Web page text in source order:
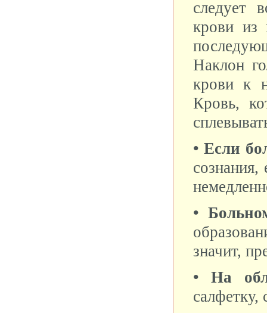
следует
крови из
Наклон
крови к
Кровь,
• Если
•
значит,
• На